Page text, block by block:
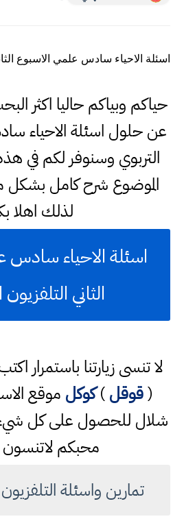
اسئلة الاحياء سادس علمي الاسبوع
حياكم وبياكم حاليا اكثر
عن حلول اسئلة الاحياء
التربوي وسنوفر لكم في
الموضوع شرح كامل
لذلك اهلا
اسئلة الاحياء سادس
الثاني
لا تنسى زيارتنا باستمرار
(قوقل)كوكل موقع
شلال للحصول على كل شيء
محبكم
تمارين واسئلة التلفزيون